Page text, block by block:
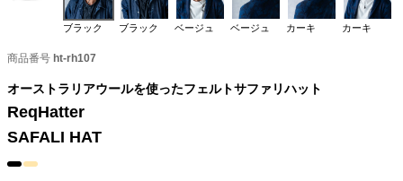
ブラック ブラック ベージュ ベージュ カーキ カーキ
商品番号 ht-rh107
オーストラリアウールを使ったフェルトサファリハット
ReqHatter
SAFALI HAT